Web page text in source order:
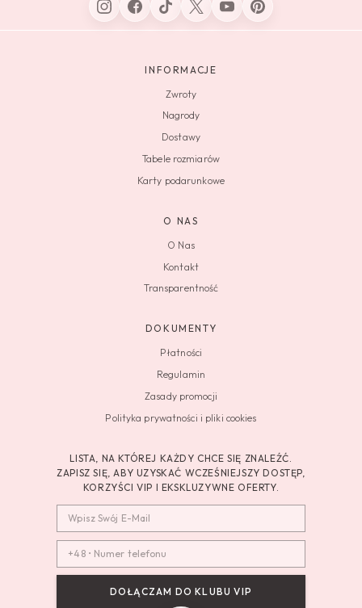
INFORMACJE
Zwroty
Nagrody
Dostawy
Tabele rozmiarów
Karty podarunkowe
O NAS
O Nas
Kontakt
Transparentność
DOKUMENTY
Płatności
Regulamin
Zasady promocji
Polityka prywatności i pliki cookies
LISTA, NA KTÓREJ KAŻDY CHCE SIĘ ZNALEŹĆ.
ZAPISZ SIĘ, ABY UZYSKAĆ WCZEŚNIEJSZY DOSTĘP,
KORZYŚCI VIP I EKSKLUZYWNE OFERTY.
DOŁĄCZAM DO KLUBU VIP